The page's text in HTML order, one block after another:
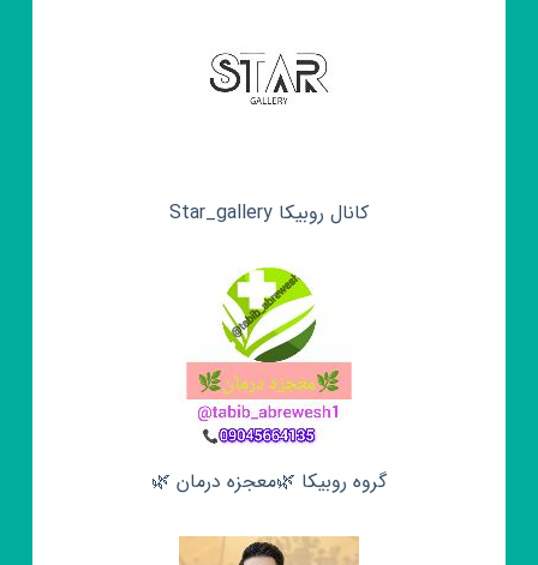
کانال روبیکا Star_gallery
گروه روبیکا 🌿معجزه درمان 🌿